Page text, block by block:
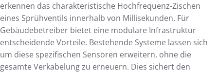
erkennen das charakteristische Hochfrequenz-Zischen
eines Sprühventils innerhalb von Millisekunden. Für
Gebäudebetreiber bietet eine modulare Infrastruktur
entscheidende Vorteile. Bestehende Systeme lassen sich
um diese spezifischen Sensoren erweitern, ohne die
gesamte Verkabelung zu erneuern. Dies sichert den